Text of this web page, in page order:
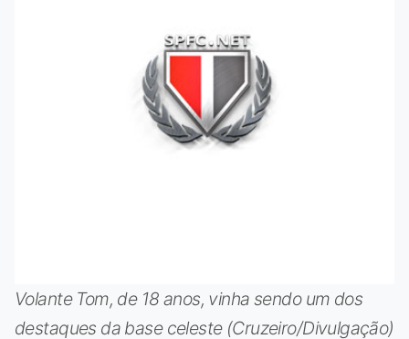
Volante Tom, de 18 anos, vinha sendo um dos
destaques da base celeste (Cruzeiro/Divulgação)